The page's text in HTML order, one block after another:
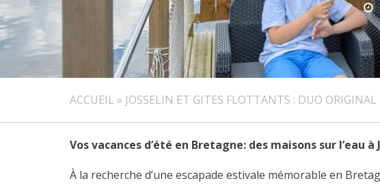
ACCUEIL » JOSSELIN ET GITES FLOTTANTS : DUO
Vos vacances d’été en Bretagne: des maisons sur l’eau
À la recherche d’une escapade estivale mémorable en